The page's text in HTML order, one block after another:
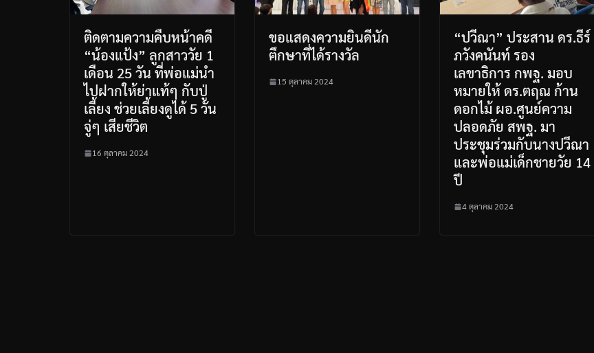
ติดตามความคืบหน้าคดี
“น้องแป้ง” ลูกสาววัย 1
เดือน 25 วัน ที่พ่อแม่นำ
ไปฝากให้ย่าแท้ๆ กับปู่
เลี้ยง ช่วยเลี้ยงดูได้ 5 วัน
จู่ๆ เสียชีวิต
16 ตุลาคม 2024
ขอแสดงความยินดีนัก
ฅึกษาที่ได้รางวัล
15 ตุลาคม 2024
“ปวีณา” ประสาน ดร.ธีร์
ภวังคนันท์ รอง
เลขาธิการ กพฐ. มอบ
หมายให้ ดร.ตฤณ ก้าน
ดอกไม้ ผอ.ศูนย์ความ
ปลอดภัย สพฐ. มา
ประชุมร่วมกับนางปวีณา
และพ่อแม่เด็กชายวัย 14
ปี
4 ตุลาคม 2024